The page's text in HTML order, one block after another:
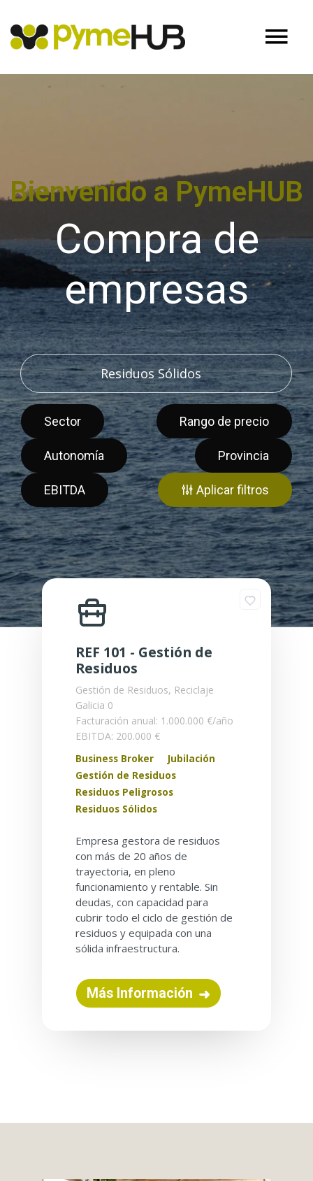
Bienvenido a PymeHUB
Compra de
empresas
Sector Rango de precio
Autonomía Provincia
EBITDA Aplicar filtros
REF 101 - Gestión de
Residuos
Gestión de Residuos, Reciclaje
Galicia 0
Facturación anual: 1.000.000 €/año
EBITDA: 200.000 €
Business Broker
Jubilación
Gestión de Residuos
Residuos Peligrosos
Residuos Sólidos
Empresa gestora de residuos
con más de 20 años de
trayectoria, en pleno
funcionamiento y rentable. Sin
deudas, con capacidad para
cubrir todo el ciclo de gestión de
residuos y equipada con una
sólida infraestructura.
Más Información